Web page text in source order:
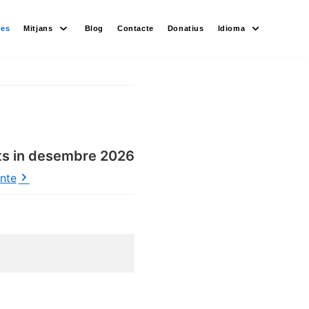
Mitjans Blog Contacte Donatius Idioma
in desembre 2026